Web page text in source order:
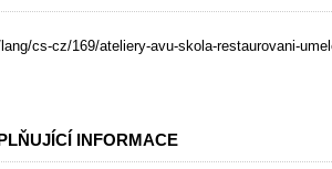
cs-cz/169/ateliery-avu-skola-restaurovani-
INFORMACE